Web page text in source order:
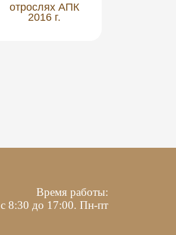
отрослях АПК
2016 г.
Время работы:
с 8:30 до 17:00. Пн-пт